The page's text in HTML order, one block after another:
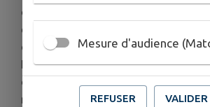
continuent à le faire fonctionner
en tant que bibliothèque mais en
ouvert à tous.
Il propose diverses activités
dans un esprit d’ouverture,
réciprocité, de partage, de
Mesure d'audience
REFUSER